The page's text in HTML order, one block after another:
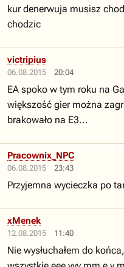
kur denerwuja musisz
chodzic
06.08.2015 20:04
victripius
EA spoko w tym roku na
większość gier można
brakowało na E3...
06.08.2015 23:43
Pracownix_NPC
Przyjemna wycieczka po
12.08.2015 11:40
xMenek
Nie wysłuchałem do